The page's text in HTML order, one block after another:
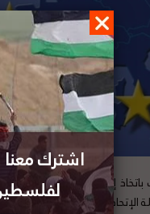
إجراءات عقابية في
الأوروبي أكبر شريك
اشترك